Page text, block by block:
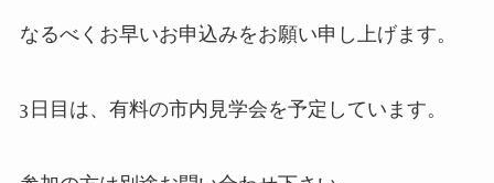
なるべくお早いお申込みをお願い申し上げます。
3 日目は、有料の市内見学会を予定しています。